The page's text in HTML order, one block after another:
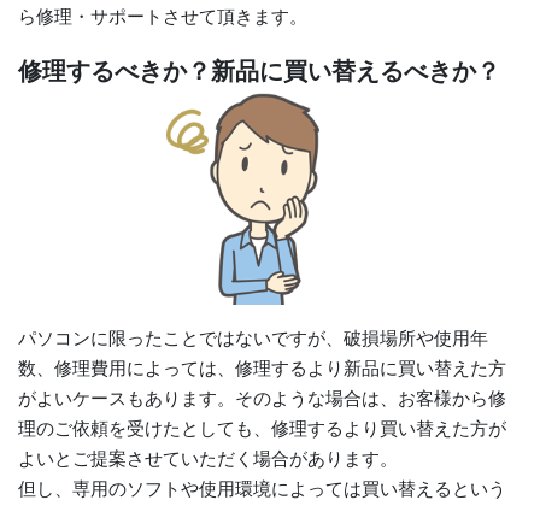
ら修理・サポートさせて頂きます。
修理するべきか？新品に買い替えるべきか？
パソコンに限ったことではないですが、破損場所や使用年
数、修理費用によっては、修理するより新品に買い替えた方
がよいケースもあります。そのような場合は、お客様から修
理のご依頼を受けたとしても、修理するより買い替えた方が
よいとご提案させていただく場合があります。
但し、専用のソフトや使用環境によっては買い替えるという